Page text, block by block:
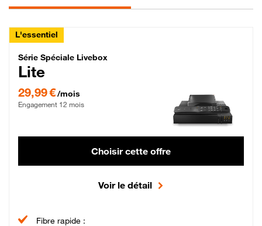
L'essentiel
Série Spéciale Livebox Lite Fibre
Série Spéciale Livebox
Lite
29,99 €/mois
Engagement 12 mois
Choisir cette offre
Voir le détail
Fibre rapide :